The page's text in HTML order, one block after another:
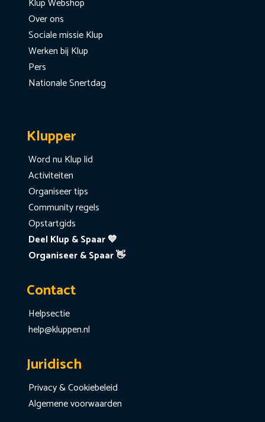
Klup Webshop
Over ons
Sociale missie Klup
Werken bij Klup
Pers
Nationale Snertdag
Klupper
Word nu Klup lid
Activiteiten
Organiseer tips
Community regels
Opstartgids
Deel Klup & Spaar 💙
Organiseer & Spaar 👋
Contact
Helpsectie
help@kluppen.nl
Juridisch
Privacy & Cookiebeleid
Algemene voorwaarden